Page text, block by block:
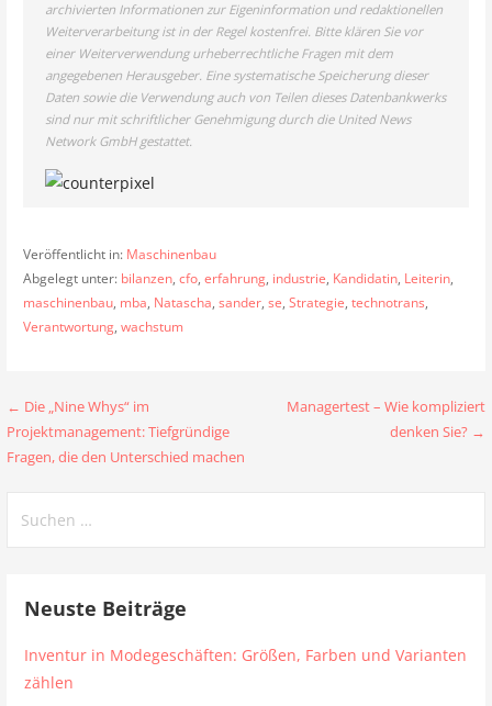
archivierten Informationen zur Eigeninformation und redaktionellen
Weiterverarbeitung ist in der Regel kostenfrei. Bitte klären Sie vor
einer Weiterverwendung urheberrechtliche Fragen mit dem
angegebenen Herausgeber. Eine systematische Speicherung dieser
Daten sowie die Verwendung auch von Teilen dieses Datenbankwerks
sind nur mit schriftlicher Genehmigung durch die United News
Network GmbH gestattet.
Veröffentlicht in: Maschinenbau
Abgelegt unter: bilanzen, cfo, erfahrung, industrie, Kandidatin, Leiterin,
maschinenbau, mba, Natascha, sander, se, Strategie, technotrans,
Verantwortung, wachstum
Beitragsnavigation
← Die „Nine Whys“ im
Projektmanagement: Tiefgründige
Fragen, die den Unterschied machen
Managertest – Wie kompliziert
denken Sie? →
nach:
Neuste Beiträge
Inventur in Modegeschäften: Größen, Farben und Varianten
zählen